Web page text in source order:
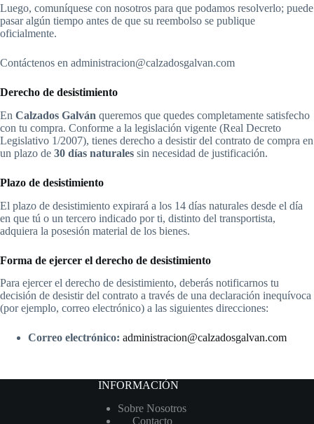
Luego, comuníquese con nosotros para que podamos resolverlo; puede
pasar algún tiempo antes de que su reembolso se publique
oficialmente.
Contáctenos en administracion@calzadosgalvan.com
Derecho de desistimiento
En Calzados Galván queremos que quedes completamente satisfecho
con tu compra. Conforme a la legislación vigente (Real Decreto
Legislativo 1/2007), tienes derecho a desistir del contrato de compra en
un plazo de 30 días naturales sin necesidad de justificación.
Plazo de desistimiento
El plazo de desistimiento expirará a los 14 días naturales desde el día
en que tú o un tercero indicado por ti, distinto del transportista,
adquiera la posesión material de los bienes.
Forma de ejercer el derecho de desistimiento
Para ejercer el derecho de desistimiento, deberás notificarnos tu
decisión de desistir del contrato a través de una declaración inequívoca
(por ejemplo, correo electrónico) a las siguientes direcciones:
Correo electrónico: administracion@calzadosgalvan.com
INFORMACIÓN
Sobre Nosotros
Contacto